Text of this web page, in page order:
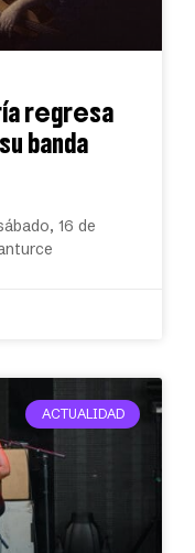
regresa
banda
16 de
ACTUALIDAD